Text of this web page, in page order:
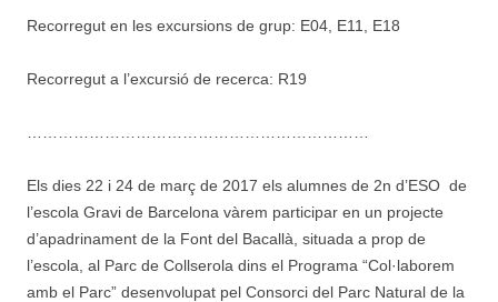
Recorregut en les excursions de grup: E04, E11, E18
Recorregut a l’excursió de recerca: R19
Els dies 22 i 24 de març de 2017 els alumnes de 2n d’ESO de
l’escola Gravi de Barcelona vàrem participar en un projecte
d’apadrinament de la Font del Bacallà, situada a prop de
l’escola, al Parc de Collserola dins el Programa “Col·laborem
amb el Parc” desenvolupat pel Consorci del Parc Natural de la